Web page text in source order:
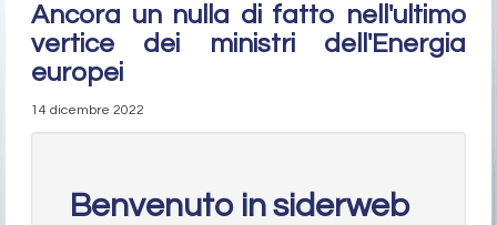
Ancora un nulla di fatto nell'ultimo
vertice dei ministri dell'Energia
europei
14 dicembre 2022
Benvenuto in siderweb